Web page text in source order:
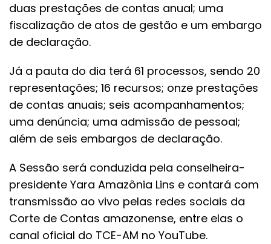
duas prestações de contas anual; uma
fiscalização de atos de gestão e um embargo
de declaração.
Já a pauta do dia terá 61 processos, sendo 20
representações; 16 recursos; onze prestações
de contas anuais; seis acompanhamentos;
uma denúncia; uma admissão de pessoal;
além de seis embargos de declaração.
A Sessão será conduzida pela conselheira-
presidente Yara Amazônia Lins e contará com
transmissão ao vivo pelas redes sociais da
Corte de Contas amazonense, entre elas o
canal oficial do TCE-AM no YouTube.